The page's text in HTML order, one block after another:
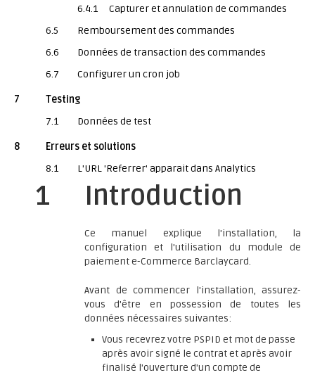
6.4.1
Capturer et annulation de commandes
6.5
Remboursement des commandes
6.6
Données de transaction des commandes
6.7
Configurer un cron job
7
Testing
7.1
Données de test
8
Erreurs et solutions
8.1
L'URL 'Referrer' apparait dans Analytics
1 Introduction
Ce manuel explique l'installation, la
configuration et l'utilisation du module de
paiement e-Commerce Barclaycard.
Avant de commencer l'installation, assurez-
vous d'être en possession de toutes les
données nécessaires suivantes:
Vous recevrez votre PSPID et mot de passe
après avoir signé le contrat et après avoir
finalisé l'ouverture d'un compte de